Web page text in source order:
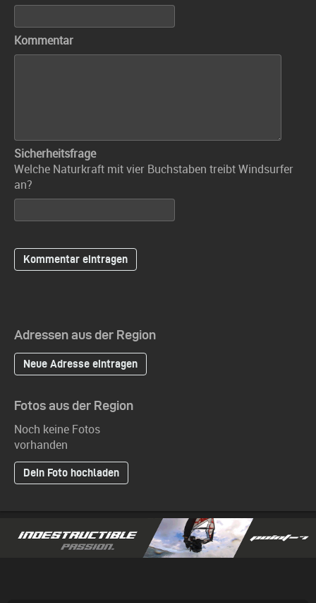
Kommentar
Sicherheitsfrage
Welche Naturkraft mit vier Buchstaben treibt Windsurfer
an?
Adressen aus der Region
Neue Adresse eintragen
Fotos aus der Region
Noch keine Fotos
vorhanden
Dein Foto hochladen